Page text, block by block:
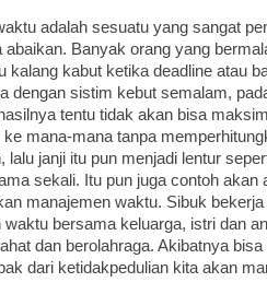
adalah sesuatu yang sangat
abaikan. Banyak orang yang
kalang kabut ketika deadline atau
dengan sistim kebut semalam,
tentu tidak akan bisa
ke mana-mana tanpa
lalu janji itu pun menjadi lentur
sekali. Itu pun juga contoh akan
manajemen waktu. Sibuk
waktu bersama keluarga, istri dan
dan berolahraga. Akibatnya
dari ketidakpedulian kita akan